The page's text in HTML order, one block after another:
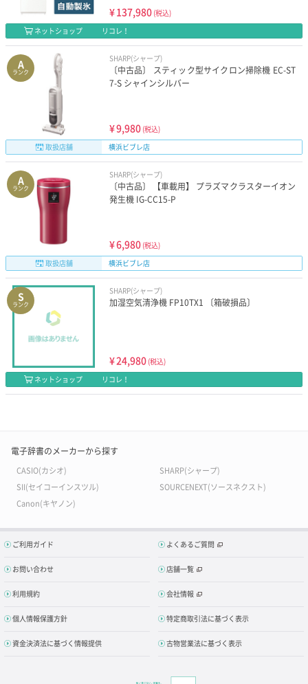
¥137,980 (税込)
ネットショップ
リコレ！
A
ランク
SHARP(シャープ)
〔中古品〕 スティック型サイクロン掃除機 EC-ST
7-S シャインシルバー
¥9,980 (税込)
取扱店舗
横浜ビブレ店
A
ランク
SHARP(シャープ)
〔中古品〕 【車載用】 プラズマクラスターイオン
発生機 IG-CC15-P
¥6,980 (税込)
取扱店舗
横浜ビブレ店
S
ランク
SHARP(シャープ)
加湿空気清浄機 FP10TX1 〔箱破損品〕
¥24,980 (税込)
ネットショップ
リコレ！
電子辞書のメーカーから探す
CASIO(カシオ)
SHARP(シャープ)
SII(セイコーインスツル)
SOURCENEXT(ソースネクスト)
Canon(キヤノン)
ご利用ガイド よくあるご質問
お問い合わせ 店舗一覧
利用規約 会社情報
個人情報保護方針 特定商取引法に基づく表示
資金決済法に基づく情報提供 古物営業法に基づく表示